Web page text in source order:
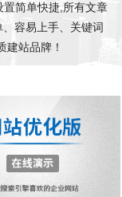
简单快捷,所有文章
容易上手、关键词
建站品牌！